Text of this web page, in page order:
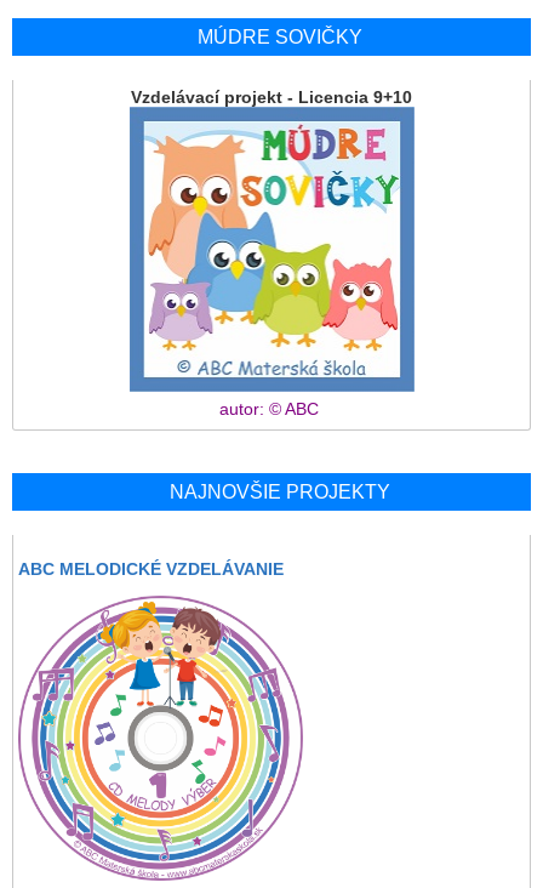
MÚDRE SOVIČKY
Vzdelávací projekt - Licencia 9+10
autor: © ABC
NAJNOVŠIE PROJEKTY
ABC MELODICKÉ VZDELÁVANIE